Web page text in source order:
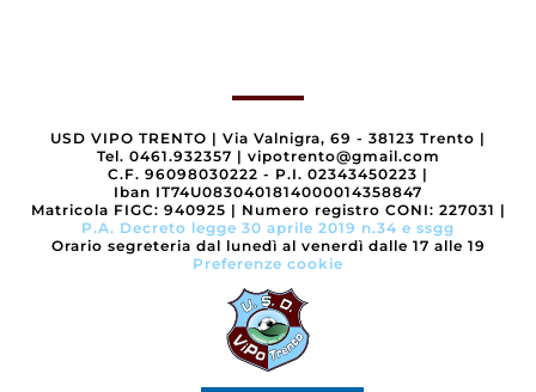
USD VIPO TRENTO | Via Valnigra, 69 - 38123 Trento |
Tel. 0461.932357 | vipotrento@gmail.com
C.F. 96098030222 - P.I. 02343450223 |
Iban IT74U0830401814000014358847
Matricola FIGC: 940925 | Numero registro CONI: 227031 |
P.A. Decreto legge 30 aprile 2019 n.34 e ssgg
Orario segreteria dal lunedì al venerdì dalle 17 alle 19
Preferenze cookie